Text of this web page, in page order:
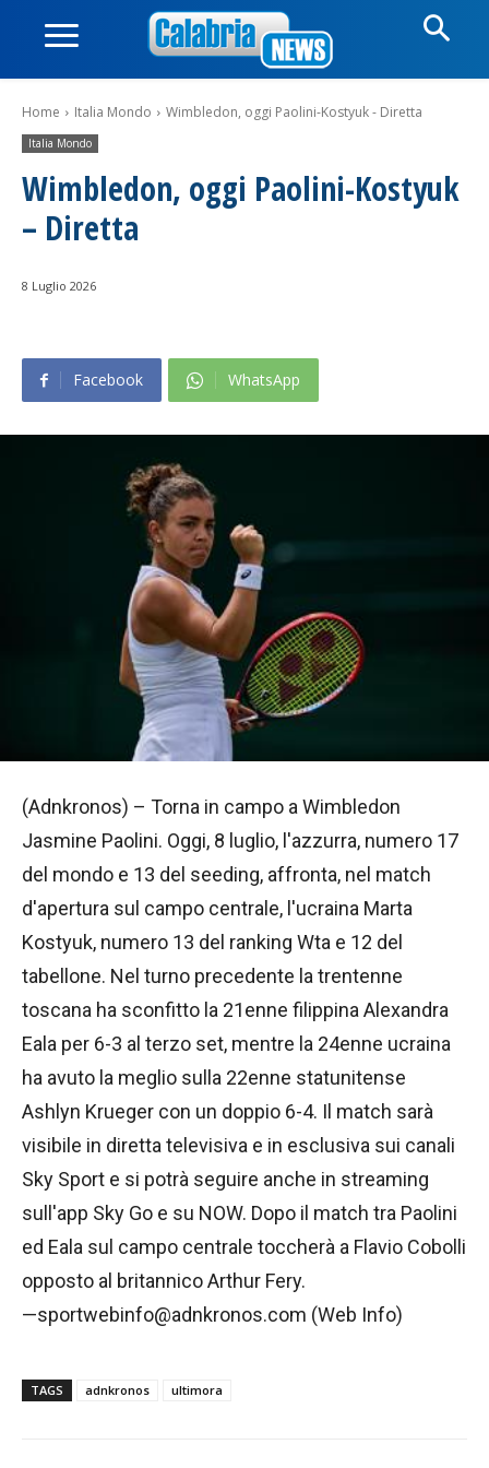
Home Italia Mondo Wimbledon, oggi Paolini-Kostyuk - Diretta
Italia Mondo
Wimbledon, oggi Paolini-Kostyuk
– Diretta
8 Luglio 2026
Facebook WhatsApp
(Adnkronos) – Torna in campo a Wimbledon
Jasmine Paolini. Oggi, 8 luglio, l'azzurra, numero 17
del mondo e 13 del seeding, affronta, nel match
d'apertura sul campo centrale, l'ucraina Marta
Kostyuk, numero 13 del ranking Wta e 12 del
tabellone. Nel turno precedente la trentenne
toscana ha sconfitto la 21enne filippina Alexandra
Eala per 6-3 al terzo set, mentre la 24enne ucraina
ha avuto la meglio sulla 22enne statunitense
Ashlyn Krueger con un doppio 6-4. Il match sarà
visibile in diretta televisiva e in esclusiva sui canali
Sky Sport e si potrà seguire anche in streaming
sull'app Sky Go e su NOW. Dopo il match tra Paolini
ed Eala sul campo centrale toccherà a Flavio Cobolli
opposto al britannico Arthur Fery.
—sportwebinfo@adnkronos.com (Web Info)
TAGS adnkronos ultimora